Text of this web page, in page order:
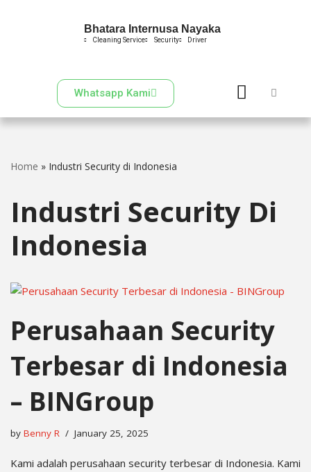
Bhatara Internusa Nayaka
Cleaning Service Security Driver
Whatsapp Kami
Home » Industri Security di Indonesia
Industri Security Di
Indonesia
Perusahaan Security
Terbesar di Indonesia
– BINGroup
by Benny R January 25, 2025
Kami adalah perusahaan security terbesar di Indonesia. Kami